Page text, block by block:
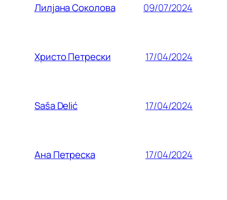
Лилjана Соколова 09/07/2024
Христо Петрески 17/04/2024
Saša Delić 17/04/2024
Ана Петреска 17/04/2024